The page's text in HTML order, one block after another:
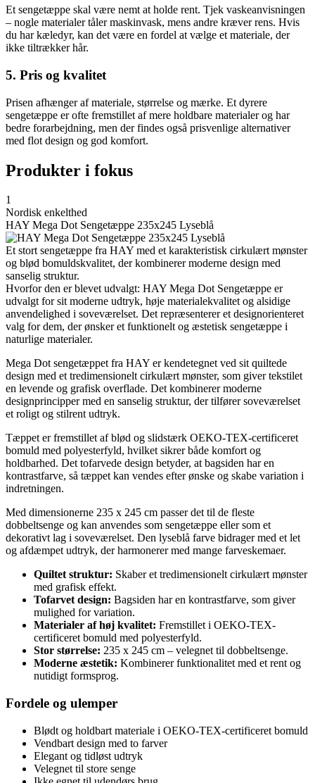
Et sengetæppe skal være nemt at holde rent. Tjek vaskeanvisningen
– nogle materialer tåler maskinvask, mens andre kræver rens. Hvis
du har kæledyr, kan det være en fordel at vælge et materiale, der
ikke tiltrækker hår.
5. Pris og kvalitet
Prisen afhænger af materiale, størrelse og mærke. Et dyrere
sengetæppe er ofte fremstillet af mere holdbare materialer og har
bedre forarbejdning, men der findes også prisvenlige alternativer
med flot design og god komfort.
Produkter i fokus
1
Nordisk enkelthed
HAY Mega Dot Sengetæppe 235x245 Lyseblå
Et stort sengetæppe fra HAY med et karakteristisk cirkulært mønster
og blød bomuldskvalitet, der kombinerer moderne design med
sanselig struktur.
Hvorfor den er blevet udvalgt: HAY Mega Dot Sengetæppe er
udvalgt for sit moderne udtryk, høje materialekvalitet og alsidige
anvendelighed i soveværelset. Det repræsenterer et designorienteret
valg for dem, der ønsker et funktionelt og æstetisk sengetæppe i
naturlige materialer.
Mega Dot sengetæppet fra HAY er kendetegnet ved sit quiltede
design med et tredimensionelt cirkulært mønster, som giver tekstilet
en levende og grafisk overflade. Det kombinerer moderne
designprincipper med en sanselig struktur, der tilfører soveværelset
et roligt og stilrent udtryk.
Tæppet er fremstillet af blød og slidstærk OEKO-TEX-certificeret
bomuld med polyesterfyld, hvilket sikrer både komfort og
holdbarhed. Det tofarvede design betyder, at bagsiden har en
kontrastfarve, så tæppet kan vendes efter ønske og skabe variation i
indretningen.
Med dimensionerne 235 x 245 cm passer det til de fleste
dobbeltsenge og kan anvendes som sengetæppe eller som et
dekorativt lag i soveværelset. Den lyseblå farve bidrager med et let
og afdæmpet udtryk, der harmonerer med mange farveskemaer.
Quiltet struktur: Skaber et tredimensionelt cirkulært mønster
med grafisk effekt.
Tofarvet design: Bagsiden har en kontrastfarve, som giver
mulighed for variation.
Materialer af høj kvalitet: Fremstillet i OEKO-TEX-
certificeret bomuld med polyesterfyld.
Stor størrelse: 235 x 245 cm – velegnet til dobbeltsenge.
Moderne æstetik: Kombinerer funktionalitet med et rent og
nutidigt formsprog.
Fordele og ulemper
Blødt og holdbart materiale i OEKO-TEX-certificeret bomuld
Vendbart design med to farver
Elegant og tidløst udtryk
Velegnet til store senge